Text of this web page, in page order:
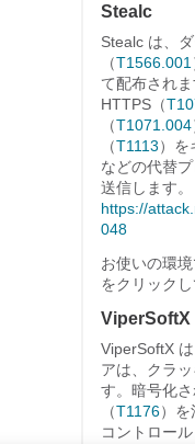
Stealc
Stealc は、
（T1566.001
て配布され
HTTPS（
（T1071.004
（T1113）を
などの代替
送信します。
https://
048
お使いの環
をクリック
ViperSoftX
ViperSoftX
アは、クラ
す。暗号化
（T1176）
コントロー